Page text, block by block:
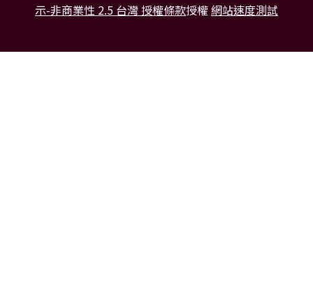
示-非商業性 2.5 台灣 授權條款授權網站速度測試